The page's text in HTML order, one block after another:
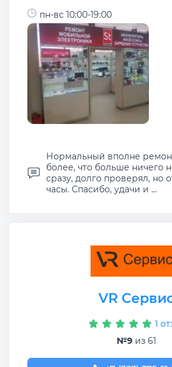
пн-вс 10:00-19:00
Нормальный вполне
более, что больше ничего
сразу, долго проверял, но
часы. Спасибо, удачи и ...
VR
1
№9из 61